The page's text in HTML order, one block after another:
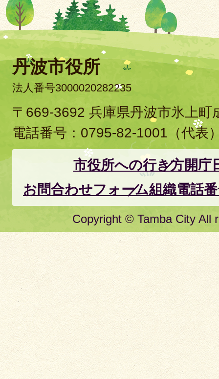
丹波市役所
法人番号3000020282235
〒669-3692 兵庫県丹波市氷上町
電話番号： 0795-82-1001 （代表
市役所への行き方開庁
お問合わせフォーム組織電話
Copyright © Tamba City All